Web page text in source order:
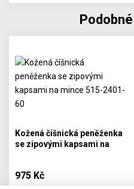
Kožená číšnická peněženka
se zipovými kapsami na
975 Kč